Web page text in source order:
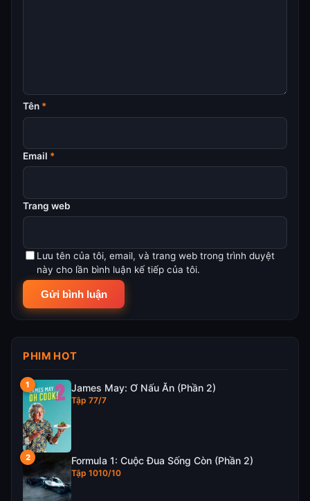
Tên *
Email *
Trang web
Lưu tên của tôi, email, và trang web trong trình duyệt
này cho lần bình luận kế tiếp của tôi.
PHIM HOT
James May: Ơ Nấu Ăn (Phần 2)
Tập 77/7
Formula 1: Cuộc Đua Sống Còn (Phần 2)
Tập 1010/10